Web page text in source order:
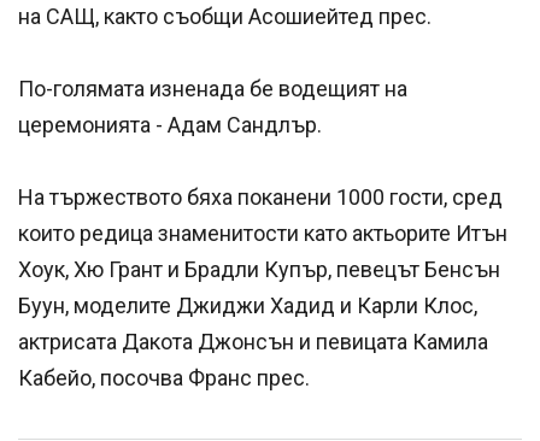
на САЩ, както съобщи Асошиейтед прес.
По-голямата изненада бе водещият на
церемонията - Адам Сандлър.
На тържеството бяха поканени 1000 гости, сред
които редица знаменитости като актьорите Итън
Хоук, Хю Грант и Брадли Купър, певецът Бенсън
Буун, моделите Джиджи Хадид и Карли Клос,
актрисата Дакота Джонсън и певицата Камила
Кабейо, посочва Франс прес.